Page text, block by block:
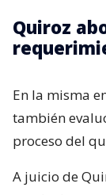
Quiroz
En la misma
también
proceso del
A juicio de